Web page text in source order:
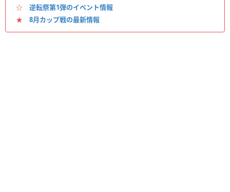
☆ 逆転祭第1弾のイベント情報
★ 8月カップ戦の最新情報